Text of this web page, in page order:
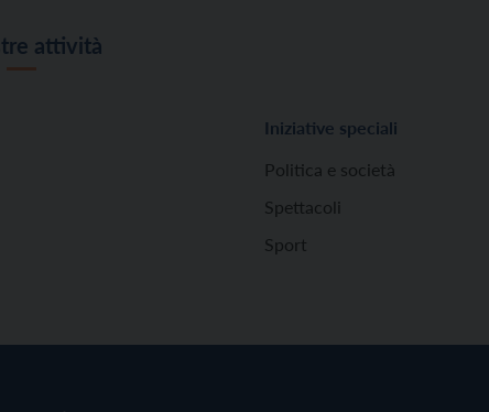
attività
Iniziative speciali
Politica e società
Spettacoli
Sport